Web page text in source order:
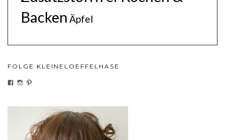
Backen Äpfel
FOLGE KLEINELOEFFELHASE
PROFIL
FACEBOOK
PROFIL
INSTAGRAM
ANZEIGEN
PINTEREST
ANZEIGEN